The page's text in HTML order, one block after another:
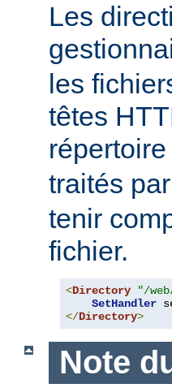
Les
les
têtes
répertoire
traités
tenir
fichier.
<Directory "/
SetHandler
</Directory>
Note